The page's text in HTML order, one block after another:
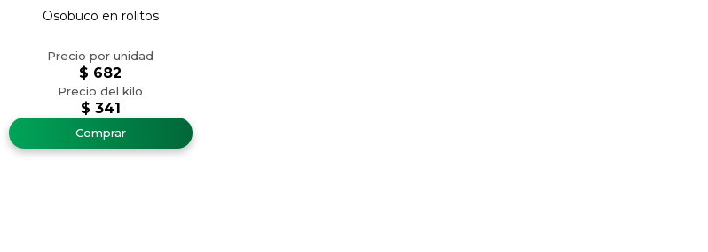
Osobuco en rolitos
$ 341
$ 682